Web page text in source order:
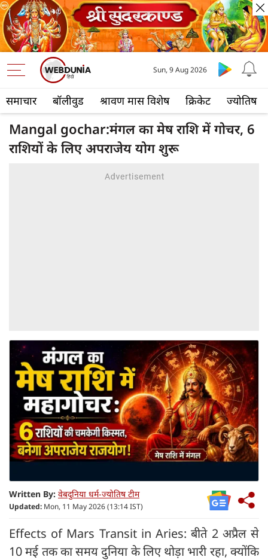
समाचार बॉलीवुड श्रावण मास विशेष क्रिकेट ज्योतिष
Sun, 9 Aug 2026
Mangal gochar:मंगल का मेष राशि में गोचर, 6
राशियों के लिए अपराजेय योग शुरू
Written By: वेबदुनिया धर्म-ज्योतिष टीम
Updated: Mon, 11 May 2026 (13:14 IST)
Effects of Mars Transit in Aries: बीते 2 अप्रैल से
10 मई तक का समय दुनिया के लिए थोड़ा भारी रहा, क्योंकि